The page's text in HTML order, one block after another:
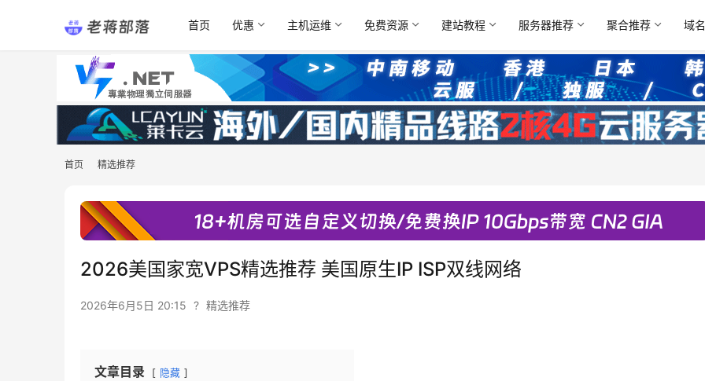
首页 优惠 主机运维 免费资源 建站教程 服务器推荐 聚合推荐 域
首页 精选推荐
2026美国家宽VPS精选推荐 美国原生IP ISP双线网络
2026年6月5日 20:15 ? 精选推荐
文章目录 隐藏